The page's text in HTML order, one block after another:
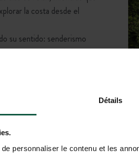
Détails
personnaliser le contenu et les
la costa desde el
su sentido: senderismo
paseos contemplativos al
rocas y arena fina. Las
de convivencia en las
inolvidable.